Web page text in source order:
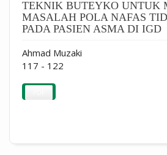
TEKNIK BUTEYKO UNTUK
MASALAH POLA NAFAS
PADA PASIEN ASMA DI IGD
Ahmad Muzaki
117 - 122